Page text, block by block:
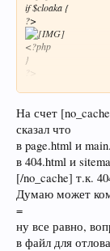
if $cloaka {
?>
<?php
}
?>
[/no_cache].
На счет
сказал что
в page.html и
в 404.html и
[/no_cache] т.к.
Думаю может
=
ну все равно,
в файл для